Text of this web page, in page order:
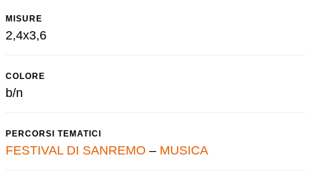
MISURE
2,4x3,6
COLORE
b/n
PERCORSI TEMATICI
FESTIVAL DI SANREMO – MUSICA